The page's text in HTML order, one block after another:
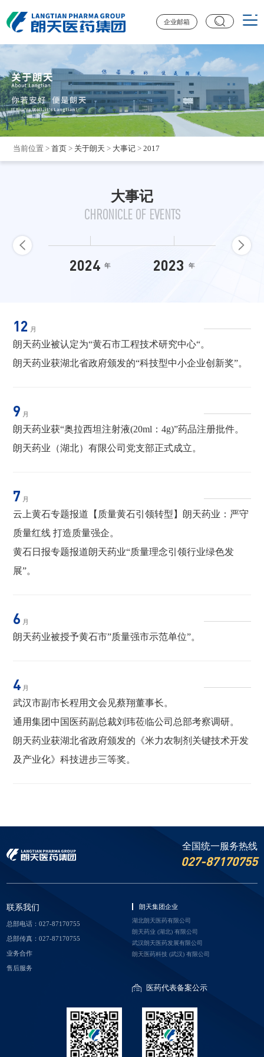
企业邮箱
当前位置 > 首页 > 关于朗天 > 大事记 >2017
大事记
CHRONICLE OF EVENTS
2024 年 2023 年
12 月
朗天药业被认定为“黄石市工程技术研究中心“。
朗天药业获湖北省政府颁发的“科技型中小企业创新奖”。
9 月
朗天药业获“奥拉西坦注射液(20ml：4g)”药品注册批件。
朗天药业（湖北）有限公司党支部正式成立。
7 月
云上黄石专题报道【质量黄石引领转型】朗天药业：严守
质量红线 打造质量强企。
黄石日报专题报道朗天药业“质量理念引领行业绿色发
展”。
6 月
朗天药业被授予黄石市”质量强市示范单位”。
4 月
武汉市副市长程用文会见蔡翔董事长。
通用集团中国医药副总裁刘玮莅临公司总部考察调研。
朗天药业获湖北省政府颁发的《米力农制剂关键技术开发
及产业化》科技进步三等奖。
全国统一服务热线
027-87170755
联系我们
总部电话：027-87170755
总部传真：027-87170755
业务合作
售后服务
朗天集团企业
湖北朗天医药有限公司
朗天药业 (湖北) 有限公司
武汉朗天医药发展有限公司
朗天医药科技 (武汉) 有限公司
医药代表备案公示